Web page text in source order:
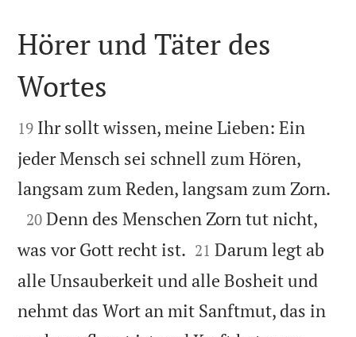

Hörer und Täter des
Wortes

19 Ihr sollt wissen, meine Lieben: Ein
jeder Mensch sei schnell zum Hören,
langsam zum Reden, langsam zum Zorn.

20 Denn des Menschen Zorn tut nicht,
was vor Gott recht ist. 

21 Darum legt ab
alle Unsauberkeit und alle Bosheit und
nehmt das Wort an mit Sanftmut, das in